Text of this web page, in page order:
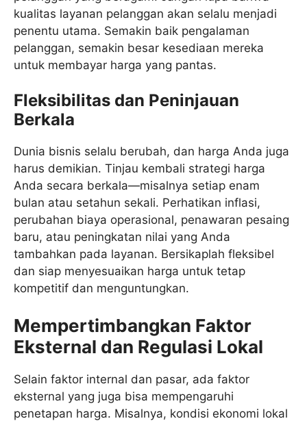
kualitas layanan pelanggan akan selalu menjadi
penentu utama. Semakin baik pengalaman
pelanggan, semakin besar kesediaan mereka
untuk membayar harga yang pantas.
Fleksibilitas dan Peninjauan
Berkala
Dunia bisnis selalu berubah, dan harga Anda juga
harus demikian. Tinjau kembali strategi harga
Anda secara berkala—misalnya setiap enam
bulan atau setahun sekali. Perhatikan inflasi,
perubahan biaya operasional, penawaran pesaing
baru, atau peningkatan nilai yang Anda
tambahkan pada layanan. Bersikaplah fleksibel
dan siap menyesuaikan harga untuk tetap
kompetitif dan menguntungkan.
Mempertimbangkan Faktor
Eksternal dan Regulasi Lokal
Selain faktor internal dan pasar, ada faktor
eksternal yang juga bisa mempengaruhi
penetapan harga. Misalnya, kondisi ekonomi lokal